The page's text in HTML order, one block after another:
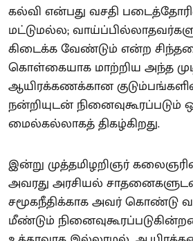
கல்வி என்பது வசதி
மட்டுமல்ல;
கிடைக்க வேண்டும் என்ற
கொள்கையாக மாற்றிய அந்த
ஆயிரக்கணக்கான
நன்றியுடன் நினைவுகூரப்படும்
மைல்கல்லாகத் திகழ்கிறது.
இன்று முத்தமிழறிஞர்
அவரது அரசியல்
சமூகநீதிக்காக அவர் கொண்டு
மீண்டும்